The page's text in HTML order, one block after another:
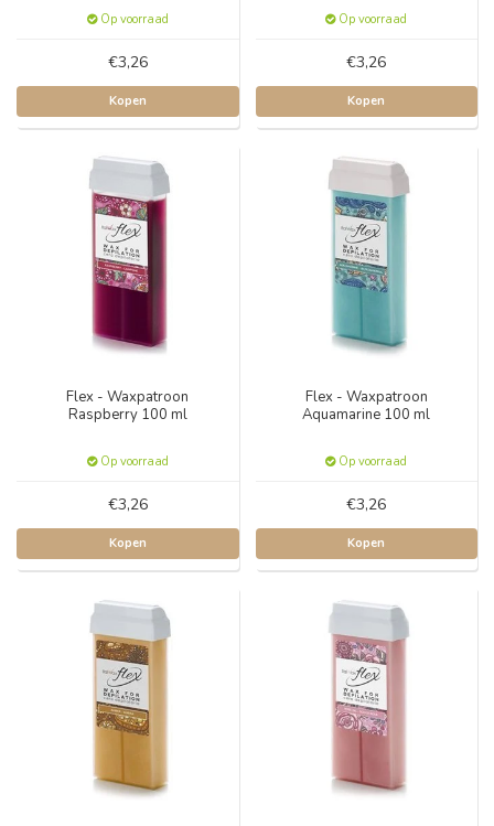
Op voorraad
€3,26
Kopen
Op voorraad
€3,26
Kopen
Flex - Waxpatroon
Raspberry 100 ml
Op voorraad
€3,26
Kopen
Flex - Waxpatroon
Aquamarine 100 ml
Op voorraad
€3,26
Kopen